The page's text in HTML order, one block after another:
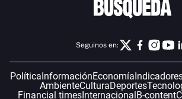
Seguinos en:
PolíticaInformaciónEconomía
AmbienteCulturaDeportes
Financial timesInternacionalB-content